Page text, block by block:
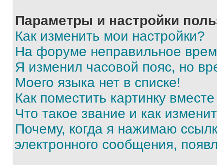
Параметры и настройки
Как изменить мои настройки?
На форуме неправильное
Я изменил часовой пояс, но
Моего языка нет в списке!
Как поместить картинку
Что такое звание и как
Почему, когда я нажимаю
электронного сообщения,